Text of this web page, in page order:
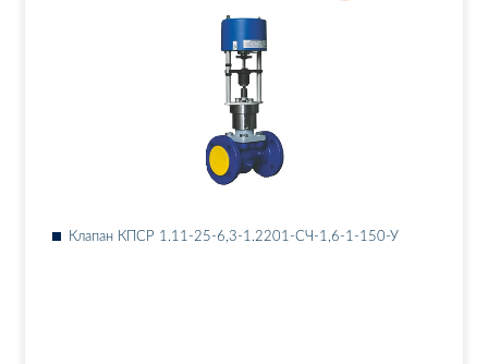
Кла­пан КПСР 1.11-25-6,3-1.2201-СЧ-1,6-1-150-У